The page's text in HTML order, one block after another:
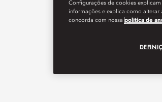
Configurações de cookies
informações e explica como alterar
concorda com nossa política de